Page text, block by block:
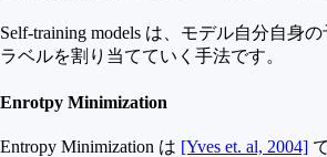
Self-training models は、モデル自分自身
ラベルを割り当てていく手法です。
Enrotpy Minimization
Entropy Minimization は [Yves et. al, 2004]